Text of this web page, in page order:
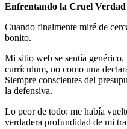
Enfrentando la Cruel
Cuando finalmente miré de
bonito.
Mi sitio web se sentía
currículum, no como una
Siempre conscientes del
la defensiva.
Lo peor de todo: me había
verdadera profundidad de mi